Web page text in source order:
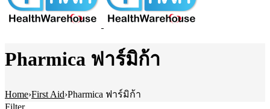
Pharmica ฟาร์มิก้า
Home›First Aid›Pharmica ฟาร์มิก้า
Filter